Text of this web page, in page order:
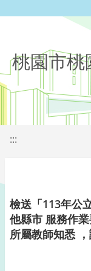
桃園市
:::
檢送「113年公
他縣市 服務作
所屬教師知悉 ，